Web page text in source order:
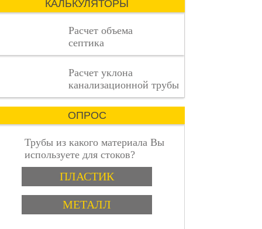
пошаговая инструкция
деталь
КАЛЬКУЛЯТОРЫ
Расчет объема
септика
Расчет уклона
канализационной трубы
ОПРОС
Трубы из какого материала Вы
используете для стоков?
ВариантыПЛАСТИК
МЕТАЛЛ